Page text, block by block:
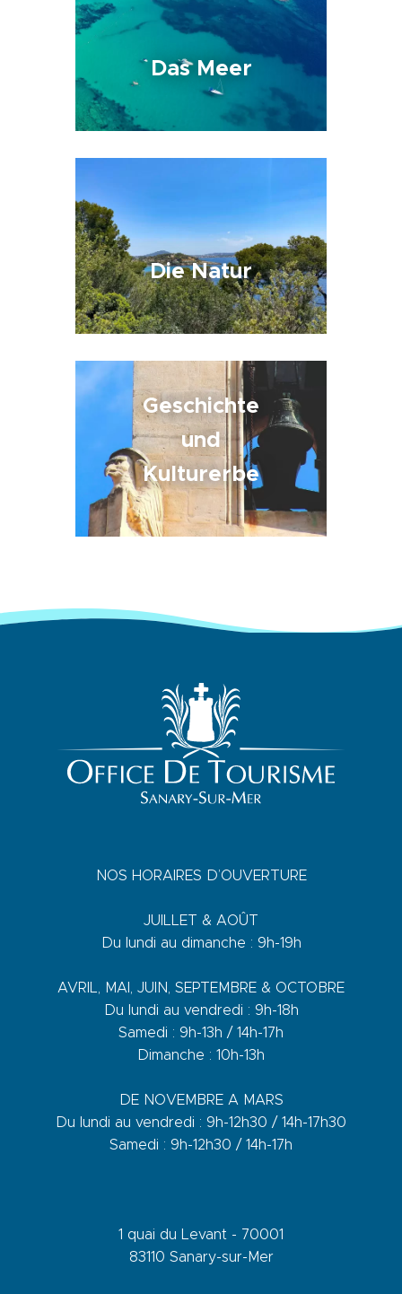
Das Meer
Die Natur
Geschichte
und
Kulturerbe
NOS HORAIRES D’OUVERTURE
JUILLET & AOÛT
Du lundi au dimanche : 9h-19h
AVRIL, MAI, JUIN, SEPTEMBRE & OCTOBRE
Du lundi au vendredi : 9h-18h
Samedi : 9h-13h / 14h-17h
Dimanche : 10h-13h
DE NOVEMBRE A MARS
Du lundi au vendredi : 9h-12h30 / 14h-17h30
Samedi : 9h-12h30 / 14h-17h
1 quai du Levant - 70001
83110 Sanary-sur-Mer